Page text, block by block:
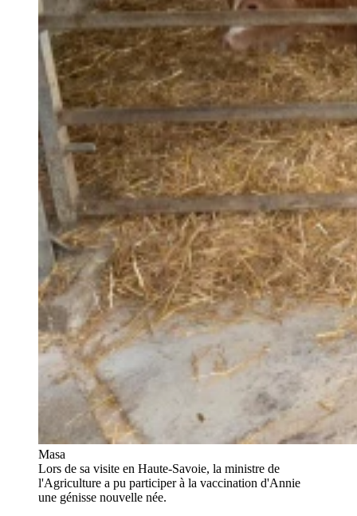
Masa
Lors de sa visite en Haute-Savoie, la ministre de
l'Agriculture a pu participer à la vaccination d'Annie
une génisse nouvelle née.